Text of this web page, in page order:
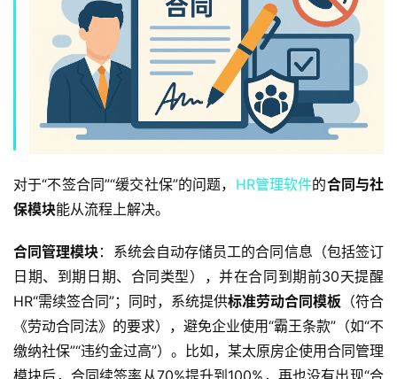
对于“不签合同”“缓交社保”的问题， HR管理软件的合同与社
保模块能从流程上解决。
合同管理模块：系统会自动存储员工的合同信息（包括签订
日期、到期日期、合同类型），并在合同到期前30天提醒
HR“需续签合同”；同时，系统提供标准劳动合同模板 （符合
《劳动合同法》的要求），避免企业使用“霸王条款”（如“不
缴纳社保”“违约金过高”）。比如，某太原房企使用合同管理